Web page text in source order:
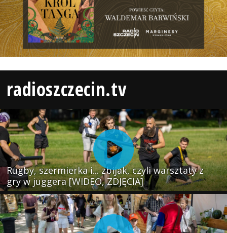
radioszczecin.tv
Rugby, szermierka i... zbijak, czyli warsztaty z
gry w juggera [WIDEO, ZDJĘCIA]